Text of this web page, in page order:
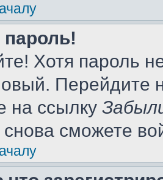
Хотя пароль
Перейдите
на ссылку
снова сможете